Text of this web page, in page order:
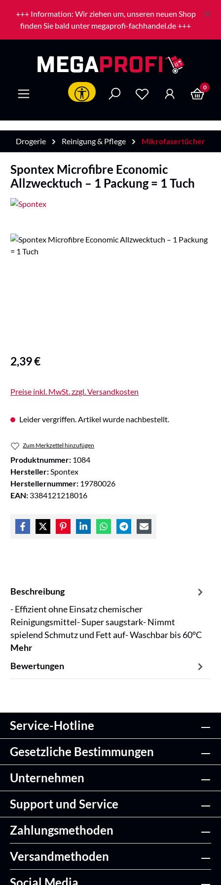
Zum Hauptinhalt springen
+++ Information: Wir ziehen um, unseren neuen Shop
finden Sie bald unter megaprofi-fachhandel.de +++
Werkzeugleiste anzeigen 0
Drogerie Reinigung & Pflege Mikrofasertücher
Spontex Microfibre Economic
Allzwecktuch – 1 Packung = 1 Tuch
Bildergalerie überspringen
Regulärer Preis:
2,39 €
Preise inkl. MwSt. zzgl. Versandkosten
Leider vergriffen. Artikel wurde nachbestellt.
Zum Merkzettel hinzufügen
Produktnummer: 1084
Hersteller: Spontex
Herstellernummer: 19780026
EAN: 3384121218016
Beschreibung
- Effizient ohne Einsatz chemischer
Reinigungsmittel- Super saugstark- Nimmt
spielend Schmutz und Fett auf- Waschbar bis 60°C
Mehr
Bewertungen
Service-Hotline
Gesetzliche Bestimmungen
Unternehmen
Support und Service
Zahlungsmethoden
Versandmethoden